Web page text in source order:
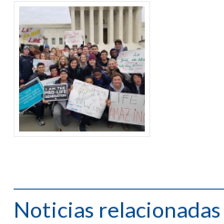
Noticias relacionadas